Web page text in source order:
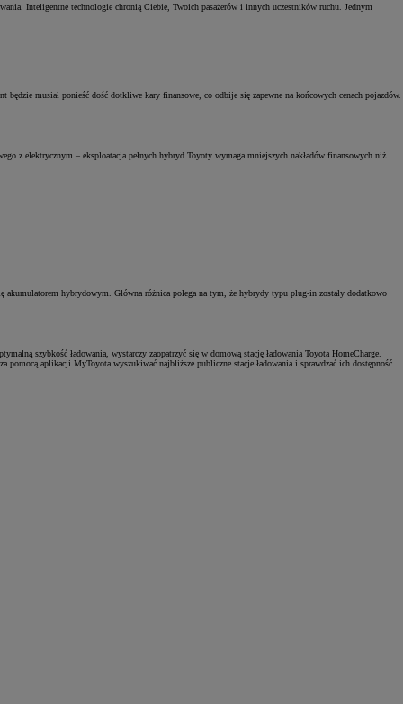
Inteligentne technologie chronią Ciebie, Twoich pasażerów i innych uczestników ruchu. Jednym
musiał ponieść dość dotkliwe kary finansowe, co odbije się zapewne na końcowych cenach pojazdów.
z elektrycznym – eksploatacja pełnych hybryd Toyoty wymaga mniejszych nakładów finansowych niż
hybrydowym. Główna różnica polega na tym, że hybrydy typu plug-in zostały dodatkowo
szybkość ładowania, wystarczy zaopatrzyć się w domową stację ładowania Toyota HomeCharge.
aplikacji MyToyota wyszukiwać najbliższe publiczne stacje ładowania i sprawdzać ich dostępność.